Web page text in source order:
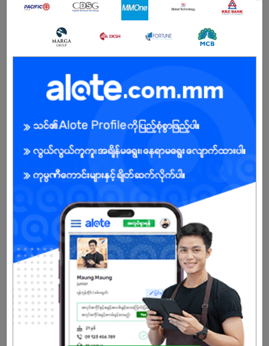
About Our Company
R.oasis Limited is a company. Seeing their Medicines position in
the prestigious clients at very inexpensive price.
With the help of their experienced quality importers, exporters
and suppliers professionals, they have been able to offer
Medicines in various ranges and models.
its registered office address is 1(A), Corner of Gandamar 6th
Street and Padauk Street, Mingalar Taung Nyunt
Township,Yangon,Myanmar,1015..
Already Expired
Don't have an account?